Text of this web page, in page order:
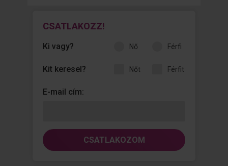
CSATLAKOZZ!
Ki vagy? nő férfi
Kit keresel? nőt férfit
E-mail cím:
CSATLAKOZOM